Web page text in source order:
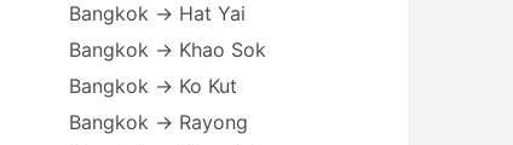
Bangkok → Hat Yai
Bangkok → Khao Sok
Bangkok → Ko Kut
Bangkok → Rayong